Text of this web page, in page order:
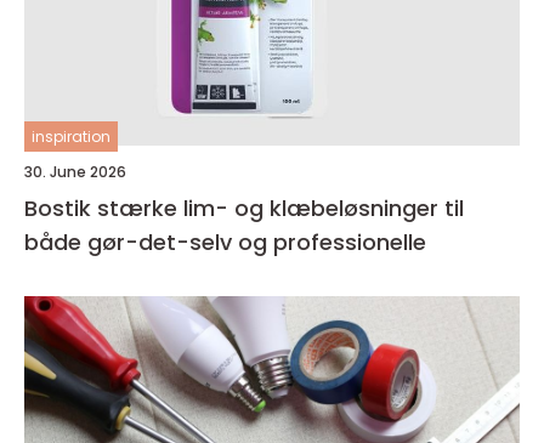
inspiration
30. June 2026
Bostik stærke lim- og klæbeløsninger til
både gør-det-selv og professionelle